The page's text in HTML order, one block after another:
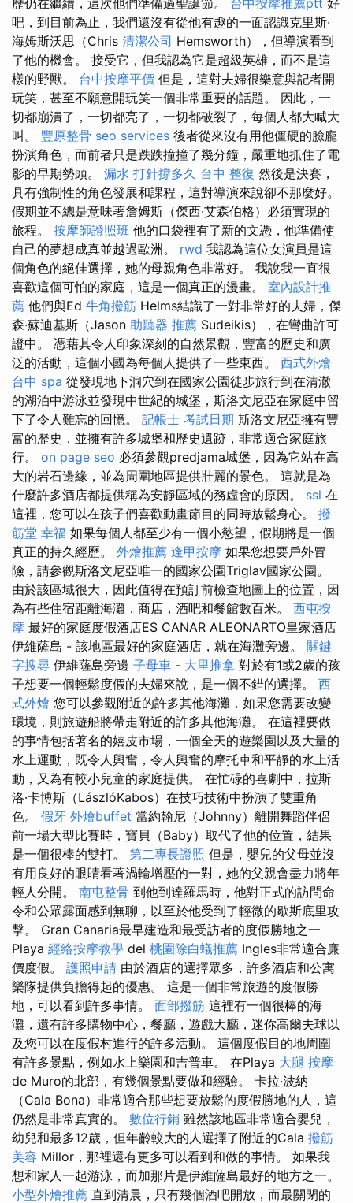
歷仍在繼續，這次他們準備過聖誕節。 台中按摩推薦ptt 好
吧，到目前為止，我們還沒有從他有趣的一面認識克里斯·
海姆斯沃思（Chris 清潔公司 Hemsworth），但導演看到
了他的機會。 接受它，但我認為它是超級英雄，而不是這
樣的野獸。 台中按摩平價 但是，這對夫婦很樂意與記者開
玩笑，甚至不願意開玩笑一個非常重要的話題。 因此，一
切都崩潰了，一切都亮了，一切都破裂了，每個人都大喊大
叫。 豐原整骨 seo services 後者從來沒有用他僵硬的臉龐
扮演角色，而前者只是跌跌撞撞了幾分鐘，嚴重地抓住了電
影的早期勢頭。 漏水 打針撐多久 台中 整復 然後是決賽，
具有強制性的角色發展和課程，這對導演來說卻不那麼好。
假期並不總是意味著詹姆斯（傑西·艾森伯格）必須實現的
旅程。 按摩師證照班 他的口袋裡有了新的文憑，他準備使
自己的夢想成真並越過歐洲。 rwd 我認為這位女演員是這
個角色的絕佳選擇，她的母親角色非常好。 我說我一直很
喜歡這個可怕的家庭，這是一個真正的漫畫。 室內設計推
薦 他們與Ed 牛角撥筋 Helms結識了一對非常好的夫婦，傑
森·蘇迪基斯（Jason 助聽器 推薦 Sudeikis），在彎曲許可
證中。 憑藉其令人印象深刻的自然景觀，豐富的歷史和廣
泛的活動，這個小國為每個人提供了一些東西。 西式外燴
台中 spa 從發現地下洞穴到在國家公園徒步旅行到在清澈
的湖泊中游泳並發現中世紀的城堡，斯洛文尼亞在家庭中留
下了令人難忘的回憶。 記帳士 考試日期 斯洛文尼亞擁有豐
富的歷史，並擁有許多城堡和歷史遺跡，非常適合家庭旅
行。 on page seo 必須參觀predjama城堡，因為它站在高
大的岩石邊緣，並為周圍地區提供壯麗的景色。 這就是為
什麼許多酒店都提供稱為安靜區域的務虛會的原因。 ssl 在
這裡，您可以在孩子們喜歡動畫節目的同時放鬆身心。 撥
筋堂 幸福 如果每個人都至少有一個小慾望，假期將是一個
真正的持久經歷。 外燴推薦 逢甲按摩 如果您想要戶外冒
險，請參觀斯洛文尼亞唯一的國家公園Triglav國家公園。
由於該區域很大，因此值得在預訂前檢查地圖上的位置，因
為有些住宿距離海灘，商店，酒吧和餐館數百米。 西屯按
摩 最好的家庭度假酒店ES CANAR ALEONARTO皇家酒店
伊維薩島 - 該地區最好的家庭酒店，就在海灘旁邊。 關鍵
字搜尋 伊維薩島旁邊 子母車 - 大里推拿 對於有1或2歲的孩
子想要一個輕鬆度假的夫婦來說，是一個不錯的選擇。 西
式外燴 您可以參觀附近的許多其他海灘，如果您需要改變
環境，則旅遊船將帶走附近的許多其他海灘。 在這裡要做
的事情包括著名的嬉皮市場，一個全天的遊樂園以及大量的
水上運動，既令人興奮，令人興奮的摩托車和平靜的水上活
動，又為有較小兒童的家庭提供。 在忙碌的喜劇中，拉斯
洛·卡博斯（LászlóKabos）在技巧技術中扮演了雙重角
色。 假牙 外燴buffet 當約翰尼（Johnny）離開舞蹈伴侶
前一場大型比賽時，寶貝（Baby）取代了他的位置，結果
是一個很棒的雙打。 第二專長證照 但是，嬰兒的父母並沒
有用良好的眼睛看著渦輪增壓的一對，她的父親會盡力將年
輕人分開。 南屯整骨 到他到達羅馬時，他對正式的訪問命
令和公眾露面感到無聊，以至於他受到了輕微的歇斯底里攻
擊。 Gran Canaria最早建造和最受訪者的度假勝地之一
Playa 經絡按摩教學 del 桃園除白蟻推薦 Ingles非常適合廉
價度假。 護照申請 由於酒店的選擇眾多，許多酒店和公寓
樂隊提供負擔得起的優惠。 這是一個非常旅遊的度假勝
地，可以看到許多事情。 面部撥筋 這裡有一個很棒的海
灘，還有許多購物中心，餐廳，遊戲大廳，迷你高爾夫球以
及您可以在度假村進行的許多活動。 這個度假目的地周圍
有許多景點，例如水上樂園和吉普車。 在Playa 大腿 按摩
de Muro的北部，有幾個景點要做和經驗。 卡拉·波納
（Cala Bona）非常適合那些想要放鬆的度假勝地的人，這
仍然是非常真實的。 數位行銷 雖然該地區非常適合嬰兒，
幼兒和最多12歲，但年齡較大的人選擇了附近的Cala 撥筋
美容 Millor，那裡還有更多可以看到和做的事情。 如果我
想和家人一起游泳，而加那片是伊維薩島最好的地方之一。
小型外燴推薦 直到清晨，只有幾個酒吧開放，而最關閉的